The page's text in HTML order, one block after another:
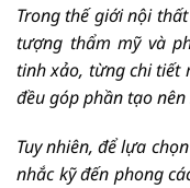
Trong thế giới nội
tượng thẩm mỹ và
tinh xảo, từng chi tiết
đều góp phần tạo
Tuy nhiên, để lựa
nhắc kỹ đến phong